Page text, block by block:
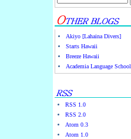
Akiyo [Lahaina Divers]
Starts Hawaii
Breeze Hawaii
Academia Language School
RSS 1.0
RSS 2.0
Atom 0.3
Atom 1.0